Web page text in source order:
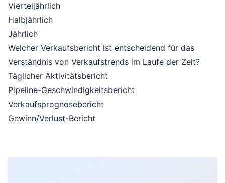
Vierteljährlich
Halbjährlich
Jährlich
Welcher Verkaufsbericht ist entscheidend für das
Verständnis von Verkaufstrends im Laufe der Zeit?
Täglicher Aktivitätsbericht
Pipeline-Geschwindigkeitsbericht
Verkaufsprognosebericht
Gewinn/Verlust-Bericht